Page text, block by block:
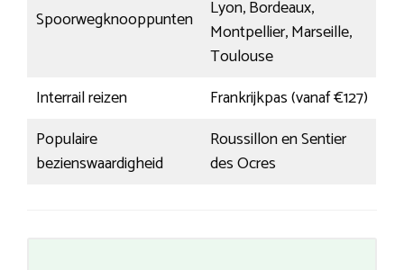
Spoorwegknooppunten
Lyon, Bordeaux,
Montpellier, Marseille,
Toulouse
Interrail reizen
Frankrijkpas (vanaf €127)
Populaire
bezienswaardigheid
Roussillon en Sentier
des Ocres